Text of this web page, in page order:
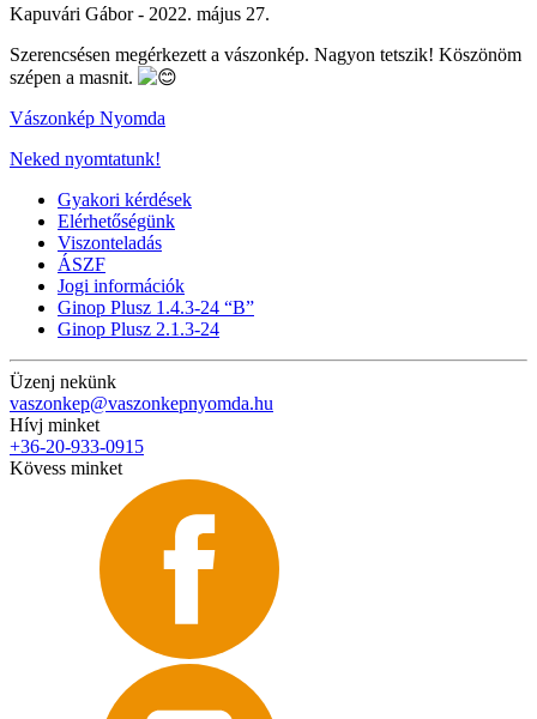
Kapuvári Gábor - 2022. május 27.
Szerencsésen megérkezett a vászonkép. Nagyon tetszik! Köszönöm
szépen a masnit.
Vászonkép Nyomda
Neked nyomtatunk!
Gyakori kérdések
Elérhetőségünk
Viszonteladás
ÁSZF
Jogi információk
Ginop Plusz 1.4.3-24 “B”
Ginop Plusz 2.1.3-24
Üzenj nekünk
vaszonkep@vaszonkepnyomda.hu
Hívj minket
+36-20-933-0915
Kövess minket